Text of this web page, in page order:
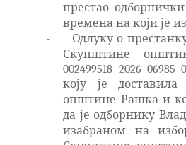
престао
времена на који је
-
Одлуку о
Скупштине
002499518 2026 06985
коју је доставила
општине Рашка и
да је одборнику
изабраном на